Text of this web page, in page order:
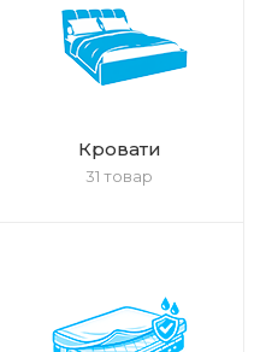
Кровати
31 товар